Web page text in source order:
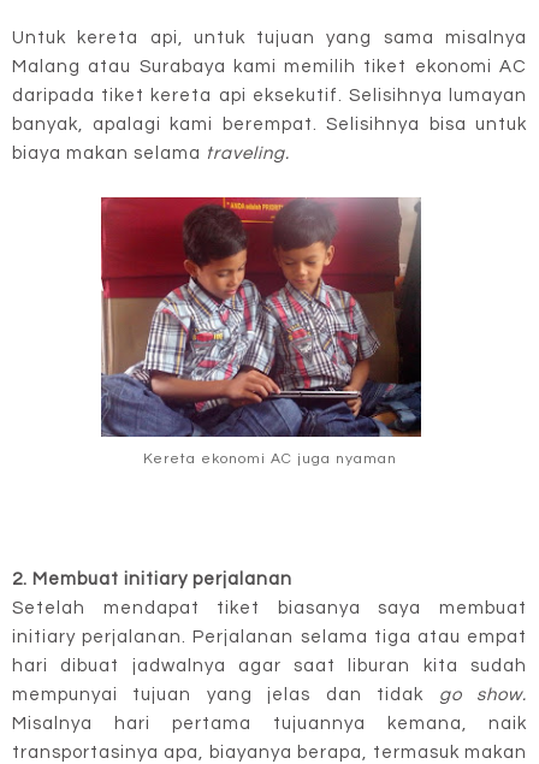
Untuk kereta api, untuk tujuan yang sama misalnya
Malang atau Surabaya kami memilih tiket ekonomi AC
daripada tiket kereta api eksekutif. Selisihnya lumayan
banyak, apalagi kami berempat. Selisihnya bisa untuk
biaya makan selama traveling.
Kereta ekonomi AC juga nyaman
2. Membuat initiary perjalanan
Setelah mendapat tiket biasanya saya membuat
initiary perjalanan. Perjalanan selama tiga atau empat
hari dibuat jadwalnya agar saat liburan kita sudah
mempunyai tujuan yang jelas dan tidak go show.
Misalnya hari pertama tujuannya kemana, naik
transportasinya apa, biayanya berapa, termasuk makan